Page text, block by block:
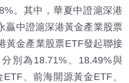
。其中，華夏中證滬深港
贏中證滬深港黃金產業股票
黃金產業股票ETF發起聯接
別為18.71%、18.49%與
、前海開源黃金ETF、